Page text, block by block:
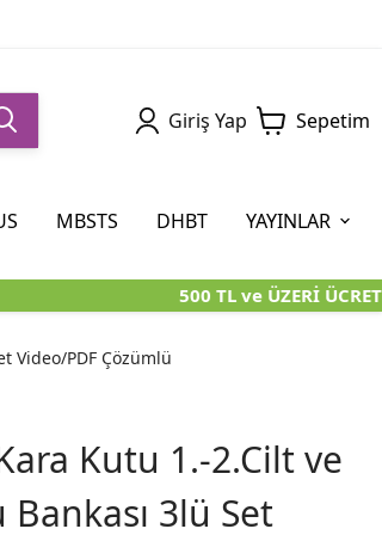
Giriş Yap Sepetim
AYT
KARA KUTU KİTAPLARI
ÖABT
ÖZGÜN ÜRÜNLER
SINIF (İOKBS)
KUTU KİTAPLARI
MBSTS DHBT YAYINLAR
500 TL ve ÜZERİ
Video/PDF Çözümlü
Kutu 1.-2.Cilt ve
Bankası 3lü Set